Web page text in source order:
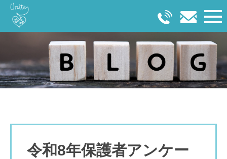
令和8年保護者アンケー